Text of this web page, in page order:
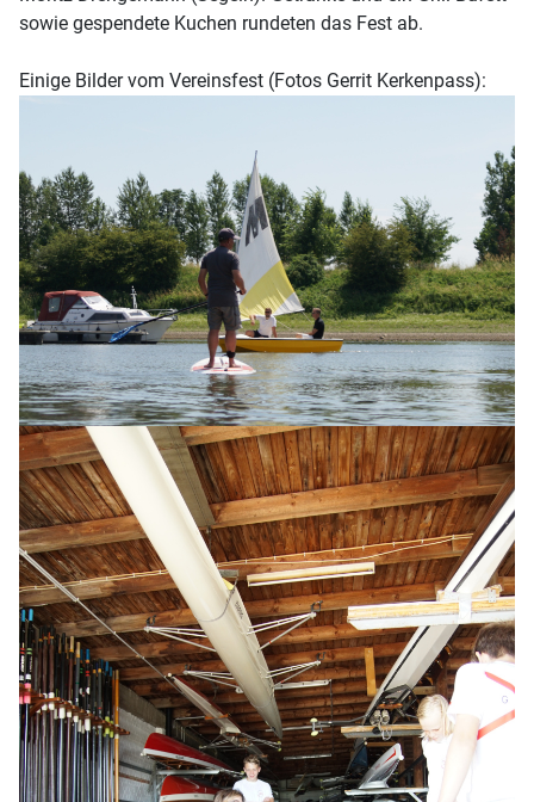
sowie gespendete Kuchen rundeten das Fest ab.
Einige Bilder vom Vereinsfest (Fotos Gerrit Kerkenpass):